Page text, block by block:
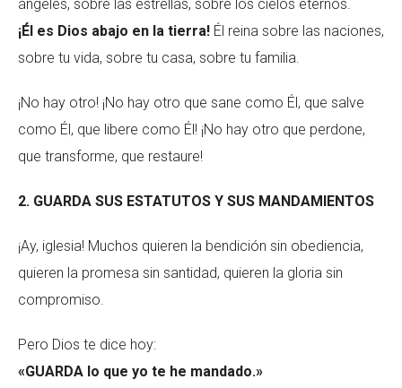
ángeles, sobre las estrellas, sobre los cielos eternos.
¡Él es Dios abajo en la tierra! Él reina sobre las naciones,
sobre tu vida, sobre tu casa, sobre tu familia.
¡No hay otro! ¡No hay otro que sane como Él, que salve
como Él, que libere como Él! ¡No hay otro que perdone,
que transforme, que restaure!
2. GUARDA SUS ESTATUTOS Y SUS MANDAMIENTOS
¡Ay, iglesia! Muchos quieren la bendición sin obediencia,
quieren la promesa sin santidad, quieren la gloria sin
compromiso.
Pero Dios te dice hoy:
«GUARDA lo que yo te he mandado.»